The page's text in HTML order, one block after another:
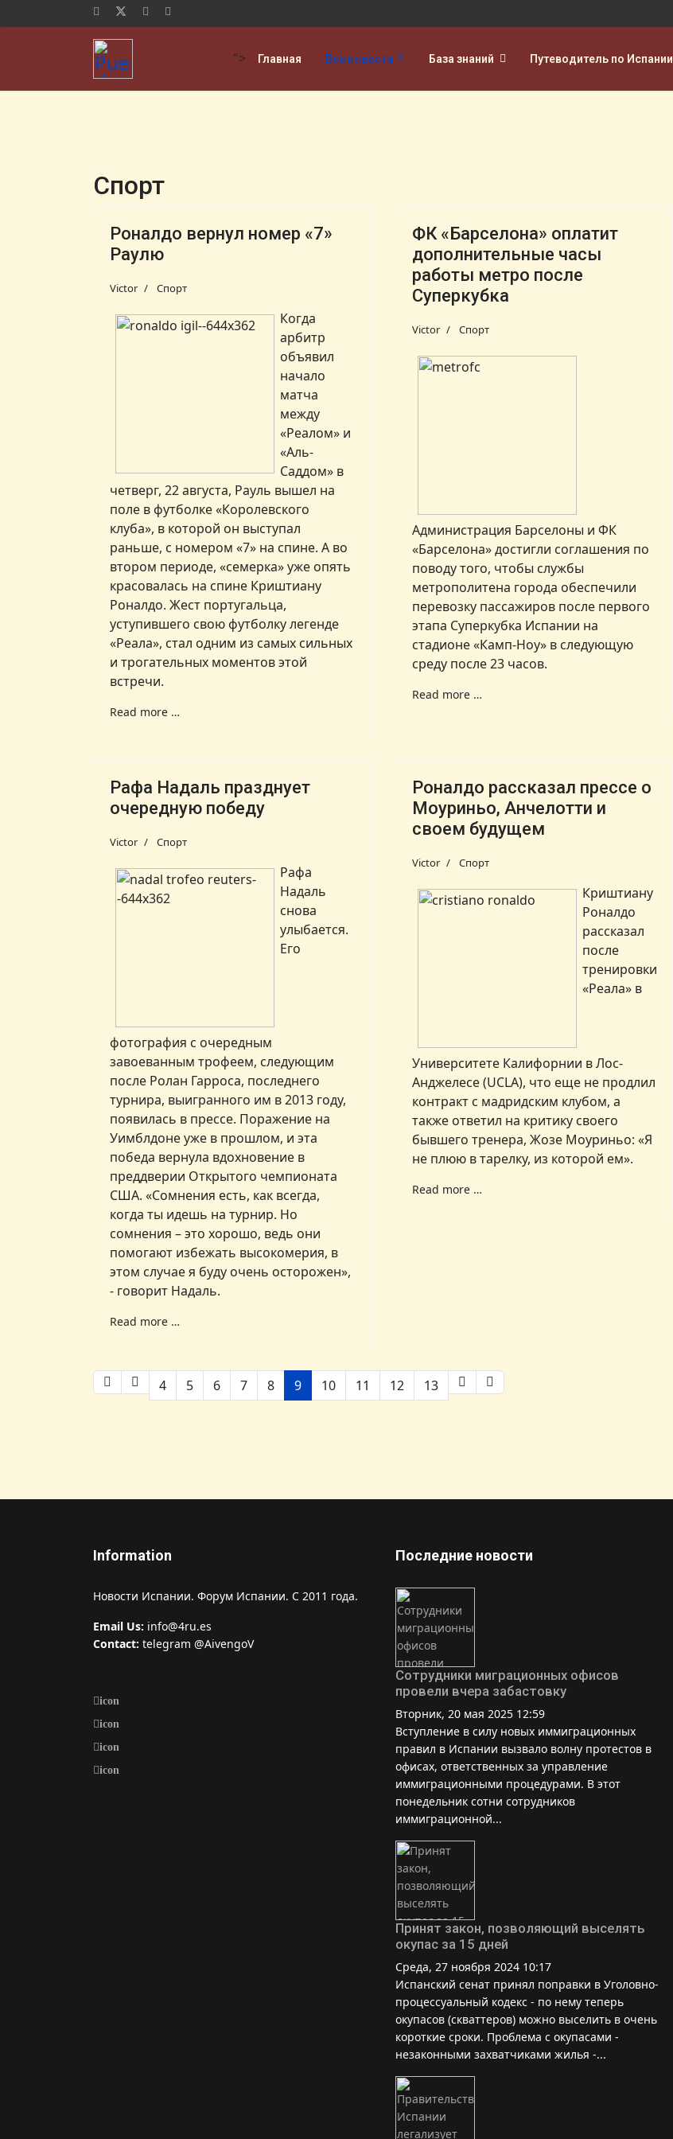
"> Главная Все новости База знаний Путеводитель по Испании
Спорт
Роналдо вернул номер «7»
Раулю
Victor Спорт
Когда
арбитр
объявил
начало
матча
между
«Реалом» и
«Аль-
Саддом» в
четверг, 22 августа, Рауль вышел на
поле в футболке «Королевского
клуба», в которой он выступал
раньше, с номером «7» на спине. А во
втором периоде, «семерка» уже опять
красовалась на спине Криштиану
Роналдо. Жест португальца,
уступившего свою футболку легенде
«Реала», стал одним из самых сильных
и трогательных моментов этой
встречи.
Read more …
ФК «Барселона» оплатит
дополнительные часы
работы метро после
Суперкубка
Victor Спорт
Администрация Барселоны и ФК
«Барселона» достигли соглашения по
поводу того, чтобы службы
метрополитена города обеспечили
перевозку пассажиров после первого
этапа Суперкубка Испании на
стадионе «Камп-Ноу» в следующую
среду после 23 часов.
Read more …
Рафа Надаль празднует
очередную победу
Victor Спорт
Рафа
Надаль
снова
улыбается.
Его
фотография с очередным
завоеванным трофеем, следующим
после Ролан Гарроса, последнего
турнира, выигранного им в 2013 году,
появилась в прессе. Поражение на
Уимблдоне уже в прошлом, и эта
победа вернула вдохновение в
преддверии Открытого чемпионата
США. «Сомнения есть, как всегда,
когда ты идешь на турнир. Но
сомнения – это хорошо, ведь они
помогают избежать высокомерия, в
этом случае я буду очень осторожен»,
- говорит Надаль.
Read more …
Роналдо рассказал прессе о
Моуриньо, Анчелотти и
своем будущем
Victor Спорт
Криштиану
Роналдо
рассказал
после
тренировки
«Реала» в
Университете Калифорнии в Лос-
Анджелесе (UCLA), что еще не продлил
контракт с мадридским клубом, а
также ответил на критику своего
бывшего тренера, Жозе Моуриньо: «Я
не плюю в тарелку, из которой ем».
Read more …
4 5 6 7 8 9 10 11 12 13
Information
Новости Испании. Форум Испании. С 2011 года.
Email Us: info@4ru.es
Contact: telegram @AivengoV
icon
icon
icon
icon
Последние новости
Сотрудники миграционных офисов
провели вчера забастовку
Вторник, 20 мая 2025 12:59
Вступление в силу новых иммиграционных
правил в Испании вызвало волну протестов в
офисах, ответственных за управление
иммиграционными процедурами. В этот
понедельник сотни сотрудников
иммиграционной...
Принят закон, позволяющий выселять
окупас за 15 дней
Среда, 27 ноября 2024 10:17
Испанский сенат принял поправки в Уголовно-
процессуальный кодекс - по нему теперь
окупасов (скваттеров) можно выселить в очень
короткие сроки. Проблема с окупасами -
незаконными захватчиками жилья -...